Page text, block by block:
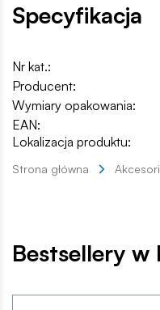
Specyfikacja
Nr kat.:
Producent:
Wymiary opakowania:
EAN:
Lokalizacja produktu:
Strona główna
Bestsellery w